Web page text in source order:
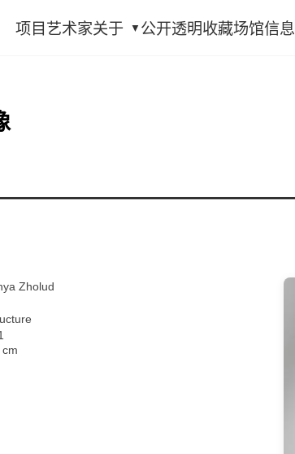
项目 艺术家关于 公开透明收藏场馆信息
Zholud